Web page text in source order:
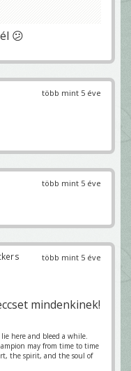
😕
több mint 5 éve
több mint 5 éve
több mint 5 éve
mindenkinek!
here and bleed a while.
may from time to time
the spirit, and the soul of